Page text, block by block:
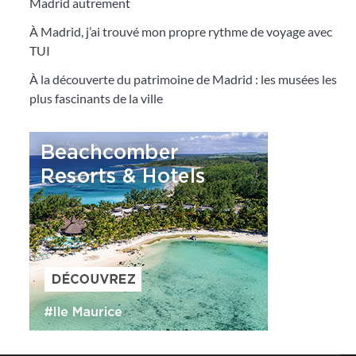
À Madrid, j’ai trouvé mon propre rythme de voyage avec
TUI
À la découverte du patrimoine de Madrid : les musées les
plus fascinants de la ville